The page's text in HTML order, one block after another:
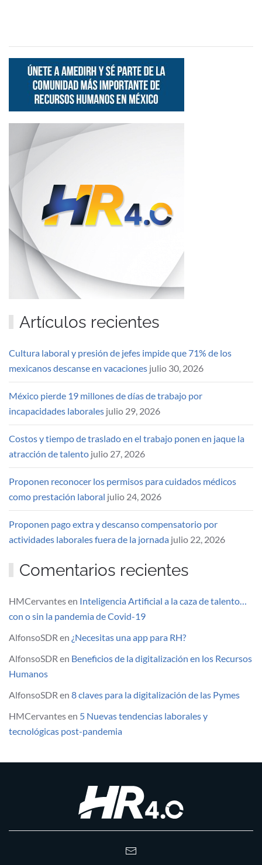
Artículos recientes
Cultura laboral y presión de jefes impide que 71% de los
mexicanos descanse en vacaciones julio 30, 2026
México pierde 19 millones de días de trabajo por
incapacidades laborales julio 29, 2026
Costos y tiempo de traslado en el trabajo ponen en jaque la
atracción de talento julio 27, 2026
Proponen reconocer los permisos para cuidados médicos
como prestación laboral julio 24, 2026
Proponen pago extra y descanso compensatorio por
actividades laborales fuera de la jornada julio 22, 2026
Comentarios recientes
HMCervantesen Inteligencia Artificial a la caza de talento…
con o sin la pandemia de Covid-19
AlfonsoSDR en ¿Necesitas una app para RH?
AlfonsoSDR en Beneficios de la digitalización en los Recursos
Humanos
AlfonsoSDR en 8 claves para la digitalización de las Pymes
HMCervantesen 5 Nuevas tendencias laborales y
tecnológicas post-pandemia